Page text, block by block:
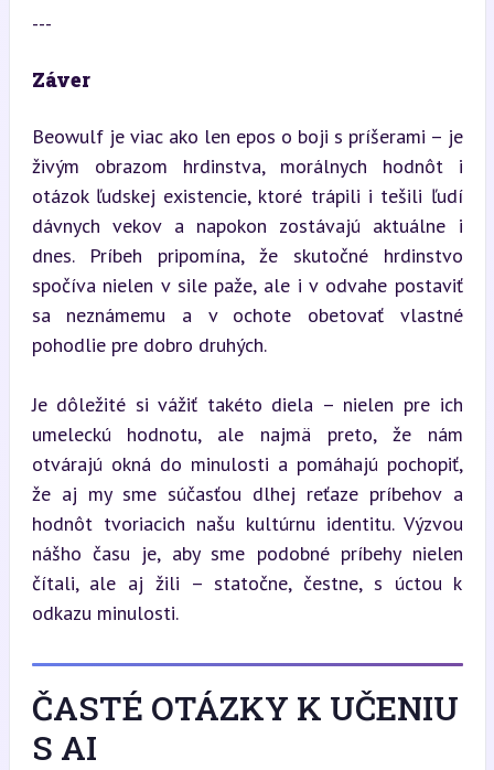
---
Záver
Beowulf je viac ako len epos o boji s príšerami – je
živým obrazom hrdinstva, morálnych hodnôt i
otázok ľudskej existencie, ktoré trápili i tešili ľudí
dávnych vekov a napokon zostávajú aktuálne i
dnes. Príbeh pripomína, že skutočné hrdinstvo
spočíva nielen v sile paže, ale i v odvahe postaviť
sa neznámemu a v ochote obetovať vlastné
pohodlie pre dobro druhých.
Je dôležité si vážiť takéto diela – nielen pre ich
umeleckú hodnotu, ale najmä preto, že nám
otvárajú okná do minulosti a pomáhajú pochopiť,
že aj my sme súčasťou dlhej reťaze príbehov a
hodnôt tvoriacich našu kultúrnu identitu. Výzvou
nášho času je, aby sme podobné príbehy nielen
čítali, ale aj žili – statočne, čestne, s úctou k
odkazu minulosti.
ČASTÉ OTÁZKY K UČENIU
S AI